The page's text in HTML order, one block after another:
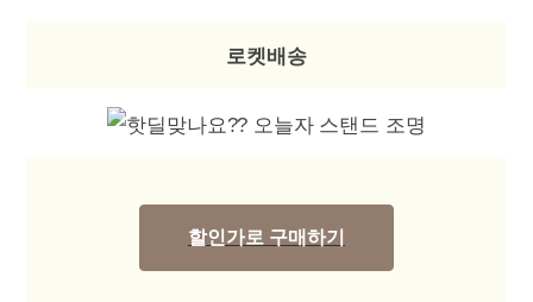
로켓배송
할인가로 구매하기